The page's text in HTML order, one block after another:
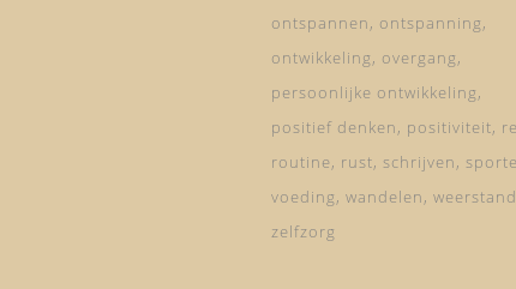
ontspannen
ontspanning
ontwikkeling
overgang
persoonlijke ontwikkeling
positief denken
positiviteit
routine rust schrijven
voeding wandelen weerstand
zelfzorg